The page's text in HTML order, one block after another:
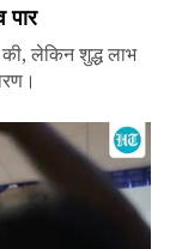
पार
की, लेकिन शुद्ध लाभ